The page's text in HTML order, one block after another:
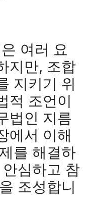
여러 요
지만, 조합
지키기 위
적 조언이
법인 지름
에서 이해
를 해결하
심하고 참
조성합니